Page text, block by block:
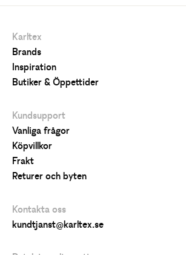
Karltex
Brands
Inspiration
Butiker & Öppettider
Kundsupport
Vanliga frågor
Köpvillkor
Frakt
Returer och byten
Kontakta oss
kundtjanst@karltex.se